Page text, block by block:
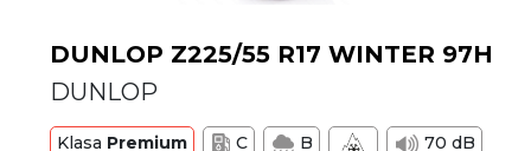
DUNLOP Z225/55 R17 WINTER 97H
DUNLOP
Klasa Premium C B
70 dB